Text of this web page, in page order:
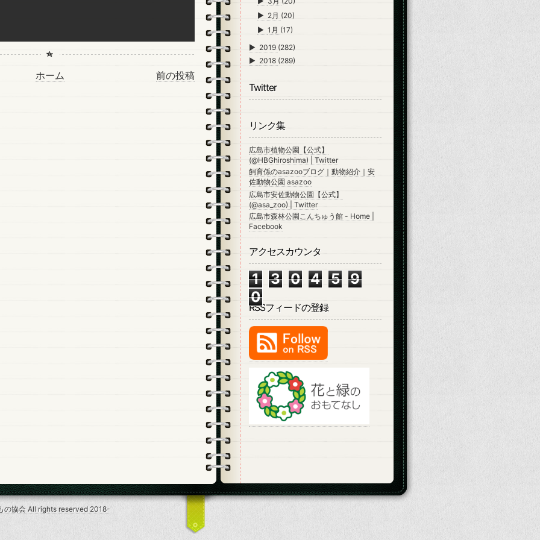
前の投稿
ホーム
► 2月 (20)
►1月 (17)
► 2019 (282)
► 2018 (289)
Twitter
リンク集
広島市植物公園【公式】
(@HBGhiroshima) | Twitter
飼育係のasazooブログ｜動物紹介｜安
佐動物公園 asazoo
広島市安佐動物公園【公式】
(@asa_zoo) | Twitter
広島市森林公園こんちゅう館 - Home |
Facebook
アクセスカウンタ
1 3 0 4 5
9
0
RSSフィードの登録
の協会 All rights reserved 2018-